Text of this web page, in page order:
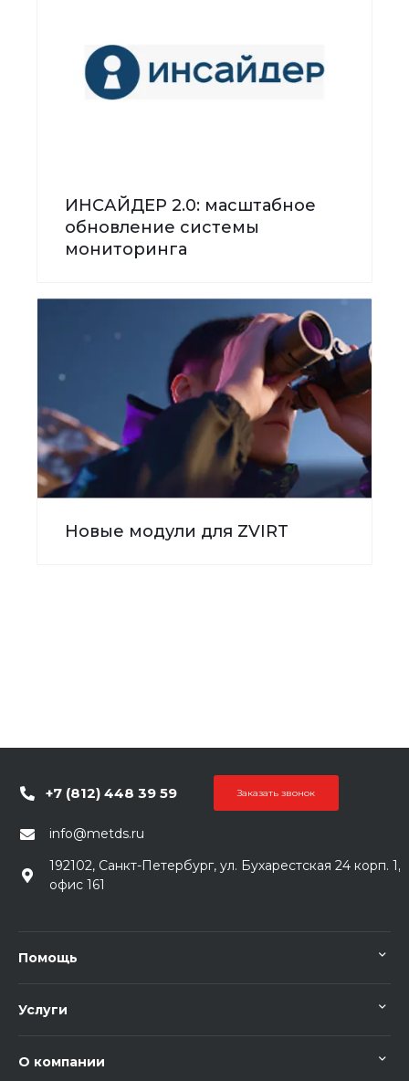
ИНСАЙДЕР 2.0: масштабное
обновление системы
мониторинга
Новые модули для ZVIRT
+7 (812) 448 39 59 Заказать звонок
info@metds.ru
192102, Санкт-Петербург, ул. Бухарестская 24 корп. 1,
офис 161
Помощь
Услуги
О компании